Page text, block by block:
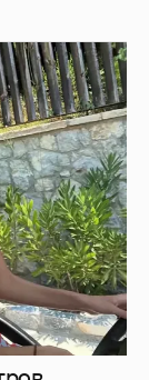
и сыном
1